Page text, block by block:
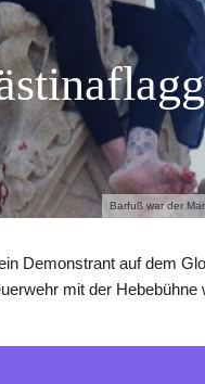
Barfuß war der
Demonstrant auf dem
mit der Hebebühne